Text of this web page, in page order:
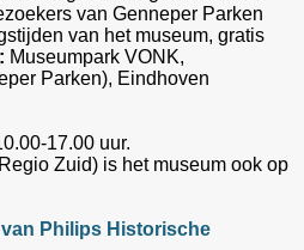
van Genneper Parken
van het museum, gratis
Museumpark VONK,
Parken), Eindhoven
17.00 uur.
Zuid) is het museum ook op
van Philips Historische